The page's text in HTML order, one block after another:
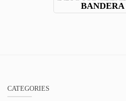
BANDERA
CATEGORIES